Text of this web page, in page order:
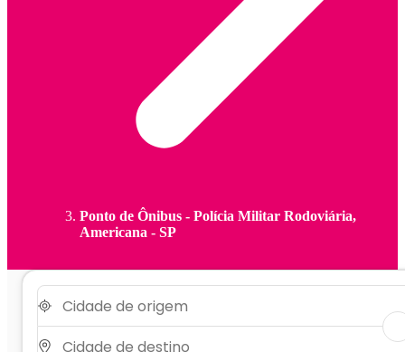
Ponto de Ônibus - Polícia Militar Rodoviária,
Americana - SP